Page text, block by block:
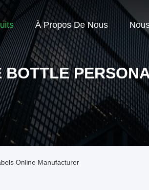
À Propos De Nous
BOTTLE
Online Manufacturer